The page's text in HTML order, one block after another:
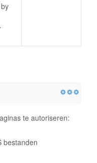
te autoriseren:
bestanden